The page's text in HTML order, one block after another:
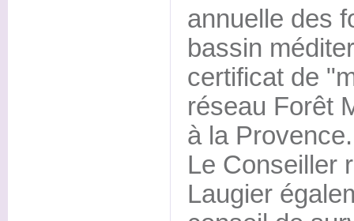
annuelle des
bassin
certificat de
réseau Forêt
à la Provence.
Le Conseiller
Laugier